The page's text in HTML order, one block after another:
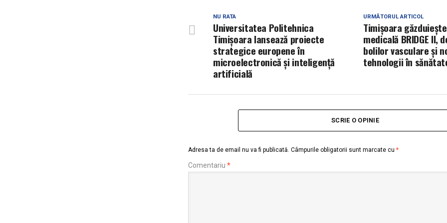
URMĂTORUL ARTICOL
Timișoara
medicală BRIDGE II,
bolilor vasculare și
tehnologii în
NU RATA
Universitatea Politehnica
Timișoara lansează proiecte
strategice europene în
microelectronică și inteligență
artificială
SCRIE O OPINIE
Adresa ta de email nu va fi publicată. Câmpurile obligatorii sunt marcate cu *
Comentariu *